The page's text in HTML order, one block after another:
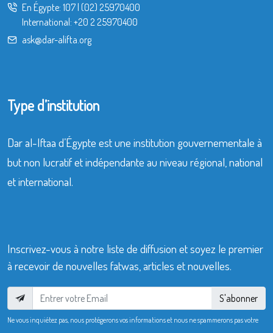
En Égypte: 107| (02) 25970400
International: +20 2 25970400
ask@dar-alifta.org
Type d’institution
Dar al-Iftaa d’Égypte est une institution gouvernementale à
but non lucratif et indépendante au niveau régional, national
et international.
Inscrivez-vous à notre liste de diffusion et soyez le premier
à recevoir de nouvelles fatwas, articles et nouvelles.
S'abonner
Ne vous inquiétez pas, nous protégerons vos informations et nous ne spammerons pas votre